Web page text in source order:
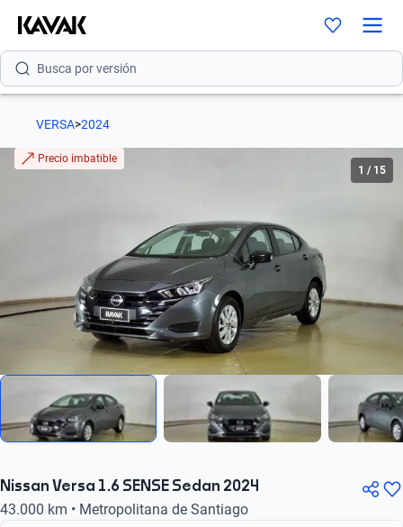
Busca por modelo
Busca por versión
Busca por marca
Busca por año
VERSA>2024
Precio imbatible
1 / 15
Nissan Versa 1.6 SENSE Sedan 2024
43.000 km • Metropolitana de Santiago